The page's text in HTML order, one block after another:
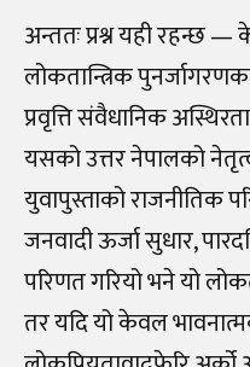
अन्ततः प्रश्न यही रहन्छ
लोकतान्त्रिक
प्रवृत्ति संवैधानिक
यसको उत्तर नेपालको
युवापुस्ताको राजनीतिक
जनवादी ऊर्जा सुधार,
परिणत गरियो भने यो
तर यदि यो केवल